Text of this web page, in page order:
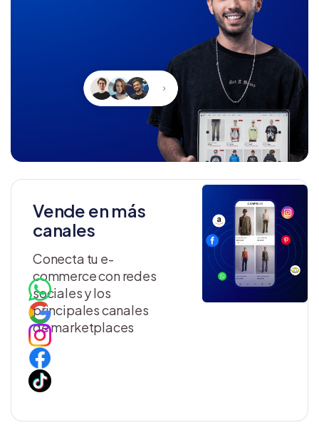
Vende en más
canales
Conecta tu e-
commerce con redes
sociales y los
principales canales
de marketplaces